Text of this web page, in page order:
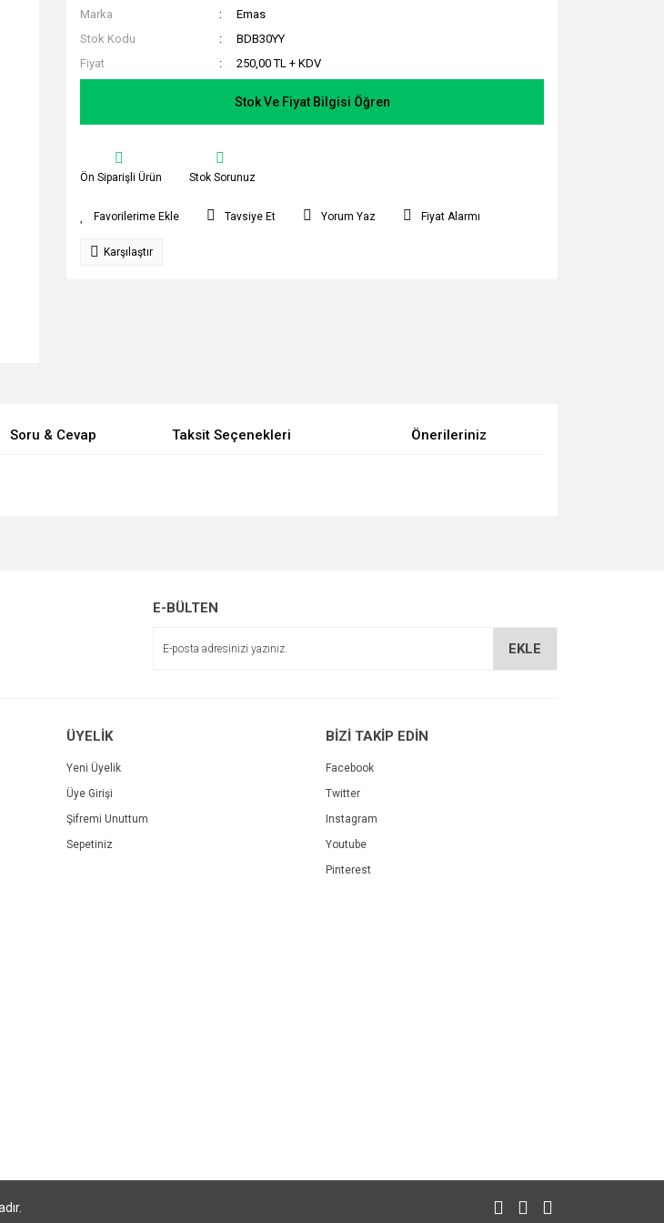
Marka
Emas
Stok Kodu
BDB30YY
Fiyat
250,00 TL + KDV
Stok Ve Fiyat Bilgisi Öğren
Ön Siparişli Ürün Stok Sorunuz
Tavsiye Et Yorum Yaz Fiyat Alarmı
Karşılaştır
Soru & Cevap Taksit Seçenekleri Önerileriniz
E-BÜLTEN
EKLE
ÜYELİK
Yeni Üyelik
Üye Girişi
Şifremi Unuttum
Sepetiniz
BİZİ TAKİP EDİN
Facebook
Twitter
Instagram
Youtube
Pinterest